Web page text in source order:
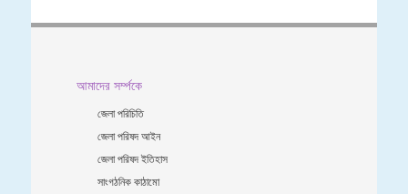
আমাদের সর্ম্পকে
জেলা পরিচিতি
জেলা পরিষদ আইন
জেলা পরিষদ ইতিহাস
সাংগঠনিক কাঠামো